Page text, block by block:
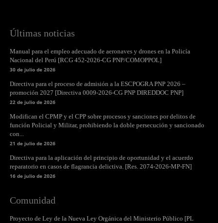
Últimas noticias
Manual para el empleo adecuado de aeronaves y drones en la Policía
Nacional del Perú [RCG 452-2026-CG PNP/COMOPPOL]
30 de julio de 2026
Directiva para el proceso de admisión a la ESCPOGRA PNP 2026 –
promoción 2027 [Directiva 0009-2026-CG PNP DIREDDOC PNP]
22 de julio de 2026
Modifican el CPMP y el CPP sobre procesos y sanciones por delitos de
función Policial y Militar, prohibiendo la doble persecución y sancionado
con...
21 de julio de 2026
Directiva para la aplicación del principio de oportunidad y el acuerdo
reparatorio en casos de flagrancia delictiva. [Res. 2074-2026-MP-FN]
16 de julio de 2026
Comunidad
Proyecto de Ley de la Nueva Ley Orgánica del Ministerio Público [PL